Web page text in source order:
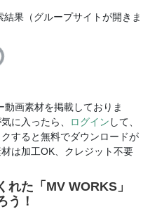
結果（グループサイトが開きま
画素材を掲載しておりま
に入ったら、
ログイン して、
すると無料でダウンロードが
は加工OK、クレジット不要
れた「 MV WORKS 」
う！